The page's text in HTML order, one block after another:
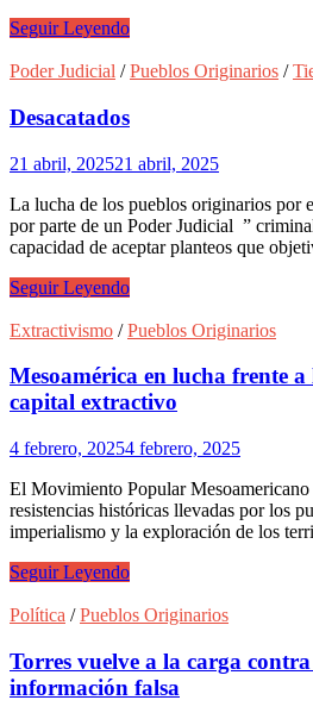
El
ayer
hoy:
las
luchas
de
los
inmigrantes
en
Estados
Unidos
Seguir Leyendo
Poder Judicial /Pueblos Originarios /
Desacatados
21 abril, 202521 abril, 2025
La lucha de los pueblos originarios por
por parte de un Poder Judicial ”
capacidad de aceptar planteos que
Desacatados
Seguir Leyendo
Extractivismo /Pueblos Originarios
Mesoamérica en lucha frente a
capital extractivo
4 febrero, 20254 febrero, 2025
El Movimiento Popular Mesoamericano
resistencias históricas llevadas por los
imperialismo y la exploración de los
Mesoamérica
lucha
a
los
impactos
Seguir Leyendo
Política /Pueblos Originarios
Torres vuelve a la carga
información falsa